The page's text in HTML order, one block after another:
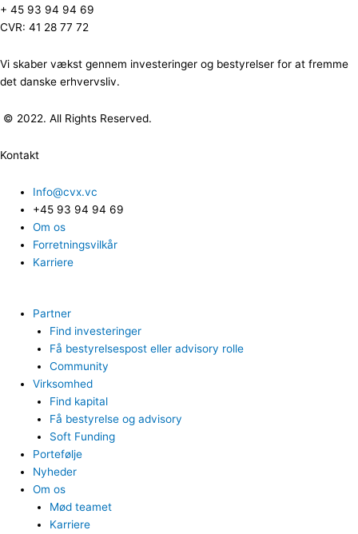
+ 45 93 94 94 69
CVR: 41 28 77 72
Vi skaber vækst gennem investeringer og bestyrelser for at fremme
det danske erhvervsliv.
© 2022. All Rights Reserved.
Kontakt
Info@cvx.vc
+45 93 94 94 69
Om os
Forretningsvilkår
Karriere
Partner
Find investeringer
Få bestyrelsespost eller advisory rolle
Community
Virksomhed
Find kapital
Få bestyrelse og advisory
Soft Funding
Portefølje
Nyheder
Om os
Mød teamet
Karriere